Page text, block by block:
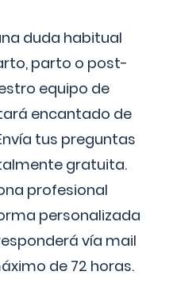
duda habitual
parto o post-
equipo de
encantado de
tus preguntas
gratuita.
profesional
personalizada
vía mail
de 72 horas.